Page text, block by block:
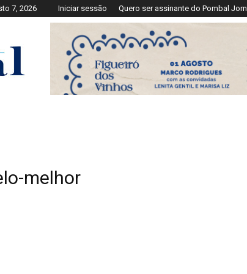
7, 2026 Iniciar sessão Quero ser assinante do Pombal
melhor